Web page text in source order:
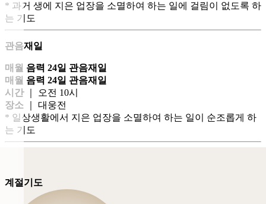
* 과거 생에 지은 업장을 소멸하여 하는 일에 걸림이 없도록 하
는 기도
관음재일
매월 음력 24일 관음재일
매월 음력 24일 관음재일
시간｜ 오전 10시
장소 ｜ 대웅전
* 일상생활에서 지은 업장을 소멸하여 하는 일이 순조롭게 하
는 기도
계절기도